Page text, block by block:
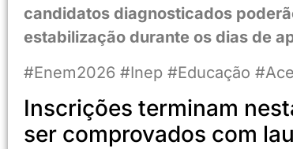
candidatos diagnosticados
estabilização durante os dias de
#Enem2026 #Inep #Educação
Inscrições terminam
ser comprovados com